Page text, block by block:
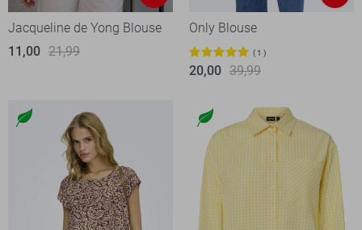
Jacqueline de Yong Blouse
11,00 21,99
Only Blouse
1
20,00 39,99